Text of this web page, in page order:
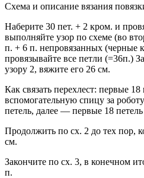
Схема и описание вязания
Наберите 30 пет. + 2 кром. и
выполняйте узор по схеме (во
п. + 6 п. непровязанных (черные
провязывайте все петли (=36п.)
узору 2, вяжите его 26 см.
Как связать перехлест: первые 18
вспомогательную спицу за
петель, далее — первые 18
Продолжить по сх. 2 до тех пор,
см.
Закончите по сх. 3, в конечном
п.